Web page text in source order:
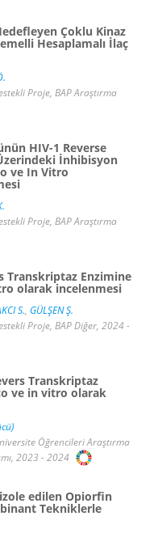
Çoklu Kinaz
Hesaplamalı İlaç
Proje, BAP Araştırma
HIV-1 Reverse
İnhibisyon
ve In Vitro
Proje, BAP Araştırma
Transkriptaz Enzimine
olarak incelenmesi
S., GÜLŞEN Ş.
Proje, BAP Diğer, 2024 -
Transkriptaz
ve in vitro olarak
Öğrencileri Araştırma
2023 - 2024
edilen Opiorfin
Tekniklerle